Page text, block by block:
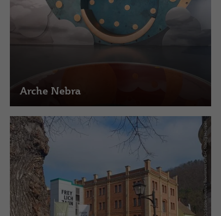
Arche Nebra
(c) Saale-Unstrut Tourismus GmbH, Nancy Hampel